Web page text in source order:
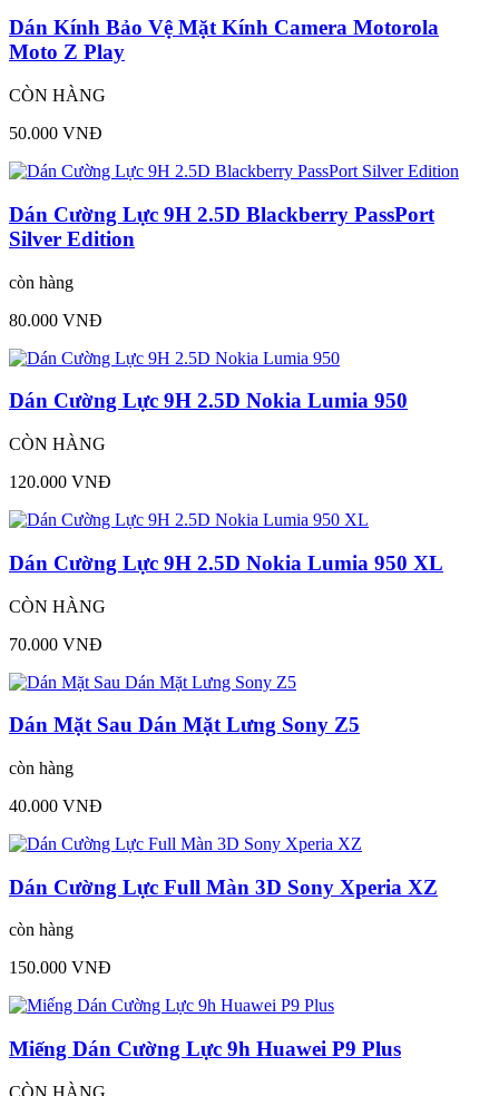
Dán Kính Bảo Vệ Mặt Kính Camera Motorola
Moto Z Play
CÒN HÀNG
50.000 VNĐ
Dán Cường Lực 9H 2.5D Blackberry PassPort
Silver Edition
còn hàng
80.000 VNĐ
Dán Cường Lực 9H 2.5D Nokia Lumia 950
CÒN HÀNG
120.000 VNĐ
Dán Cường Lực 9H 2.5D Nokia Lumia 950 XL
CÒN HÀNG
70.000 VNĐ
Dán Mặt Sau Dán Mặt Lưng Sony Z5
còn hàng
40.000 VNĐ
Dán Cường Lực Full Màn 3D Sony Xperia XZ
còn hàng
150.000 VNĐ
Miếng Dán Cường Lực 9h Huawei P9 Plus
CÒN HÀNG